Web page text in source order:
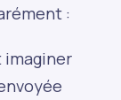
:
imaginer